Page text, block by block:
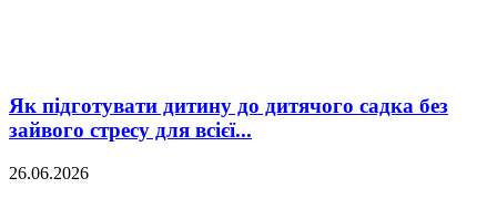
Як підготувати дитину до дитячого садка без
зайвого стресу для всієї...
26.06.2026